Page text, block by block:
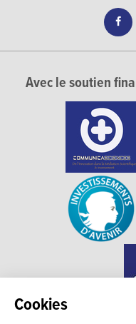
Cookies
Avec le soutien